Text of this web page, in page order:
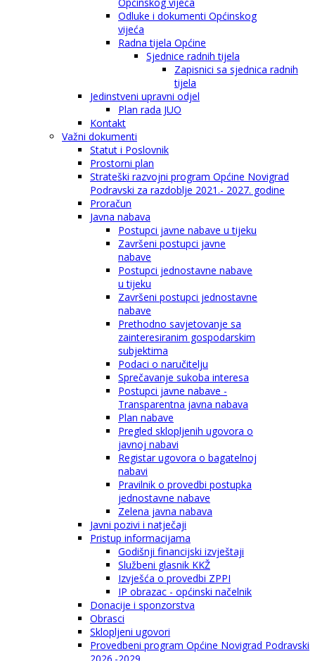
Odluke i dokumenti Općinskog
vijeća
Radna tijela Općine
Sjednice radnih tijela
Zapisnici sa sjednica radnih
tijela
Jedinstveni upravni odjel
Plan rada JUO
Kontakt
Važni dokumenti
Statut i Poslovnik
Prostorni plan
Strateški razvojni program Općine Novigrad
Podravski za razdoblje 2021.- 2027. godine
Proračun
Javna nabava
Postupci javne nabave u tijeku
Završeni postupci javne
nabave
Postupci jednostavne nabave
u tijeku
Završeni postupci jednostavne
nabave
Prethodno savjetovanje sa
zainteresiranim gospodarskim
subjektima
Podaci o naručitelju
Sprečavanje sukoba interesa
Postupci javne nabave -
Transparentna javna nabava
Plan nabave
Pregled sklopljenih ugovora o
javnoj nabavi
Registar ugovora o bagatelnoj
nabavi
Pravilnik o provedbi postupka
jednostavne nabave
Zelena javna nabava
Javni pozivi i natječaji
Pristup informacijama
Godišnji financijski izvještaji
Službeni glasnik KKŽ
Izvješća o provedbi ZPPI
IP obrazac - općinski načelnik
Donacije i sponzorstva
Obrasci
Sklopljeni ugovori
Provedbeni program Općine Novigrad Podravski